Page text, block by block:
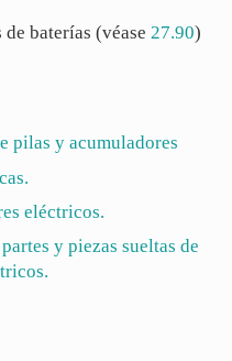
baterías (véase 27.90)
pilas y acumuladores
eléctricos.
y piezas sueltas de